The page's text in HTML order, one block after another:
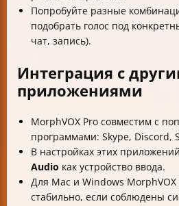
Попробуйте разные
подобрать голос под
чат, запись).
Интеграция с
приложениями
MorphVOX Pro совместим с
программами: Skype, Discord,
В настройках этих
Audio как устройство ввода.
Для Mac и Windows MorphVOX
стабильно, если соблюдены